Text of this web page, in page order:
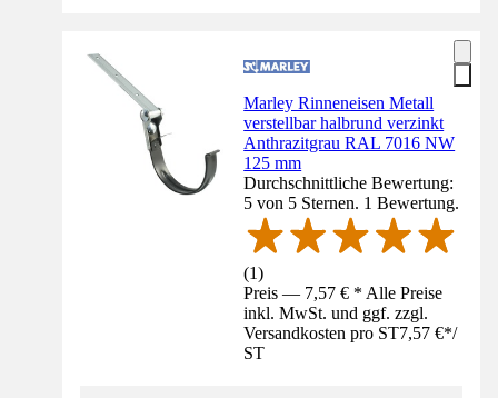
Marley Rinneneisen Metall
verstellbar halbrund verzinkt
Anthrazitgrau RAL 7016 NW
125 mm
Durchschnittliche Bewertung:
5 von 5 Sternen. 1 Bewertung.
(1)
Preis — 7,57 € * Alle Preise
inkl. MwSt. und ggf. zzgl.
Versandkosten pro ST7,57 €*/
ST